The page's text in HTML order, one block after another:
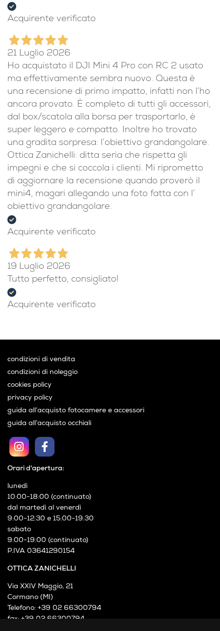
Acquirente verificato
21 Luglio 2026
Ho acquistato il DJI Mini 4 Pro con RC 2 usato
ma effettivamente sembra nuovo. Questa è
una recensione di primo impatto, infatti non l’ho
ancora provato. È completo di tutti gli accessori,
dal box/scatola alla borsa per trasportarlo, è
super leggero e compatto. Inoltre ho trovato
una gradita sorpresa: l’obiettivo grandangolare.
Ottica Zanichelli: ditta seria che rispetta gli
impegni e che si coccola i clienti. Mi riprometto
di aggiornare la recensione quando proverò il
mini4, magari allegando una foto fatta con l’
obiettivo grandangolare.
Acquirente verificato
19 Luglio 2026
Tutto perfetto, consigliato!
Acquirente verificato
OTTICA ZANICHELLI
Via XXIV Maggio, 21
Cormano (MI)
Telefono: +39 02 66300794
fax: +39 02 66300794
Orari d'apertura:
lunedì
10:00-18:00 (continuato)
dal martedì al venerdì
9:00-12:30 e 15:00-19:30
sabato
9:00-19:00 (continuato)
P.IVA 03641290154
condizioni di vendita
condizioni di noleggio
cookies policy
privacy policy
guida all’acquisto fotocamere e accessori
guida all’acquisto occhiali